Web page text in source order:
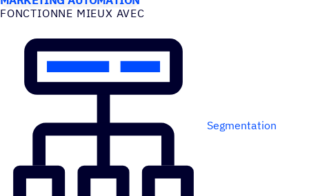
FONC­TIONNE MIEUX AVEC
Segmentation